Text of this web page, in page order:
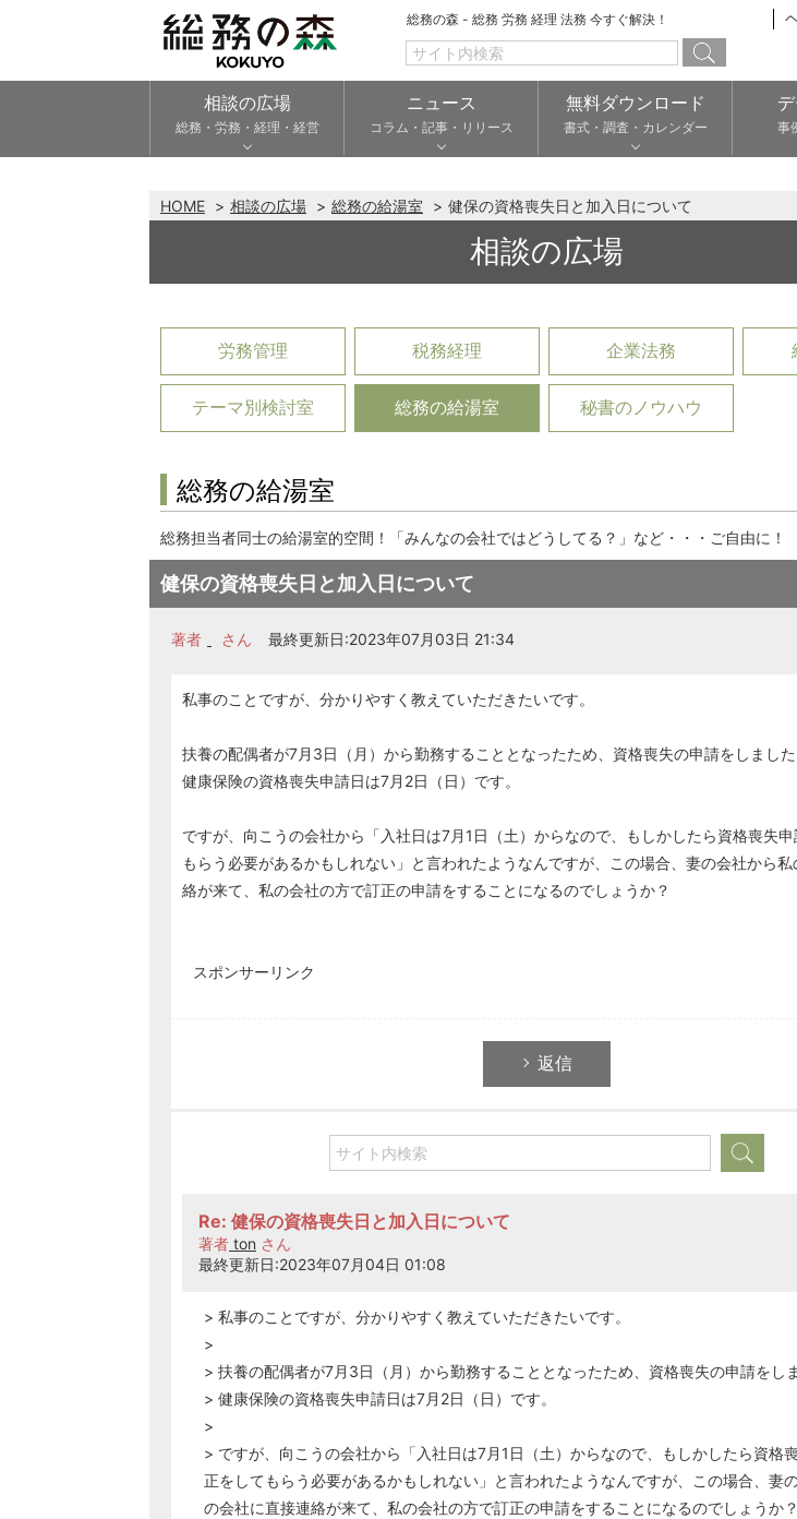
総務の森 - 総務 労務 経理 法務 今すぐ解決！
相談の広場
総務・労務・経理・経営
ニュース
コラム・記事・リリース
無料ダウンロード
書式・調査・カレンダー 事
HOME 相談の広場 総務の給湯室 健保の資格喪失日と加入日について
相談の広場
労務管理 税務経理 企業法務
テーマ別検討室 総務の給湯室 秘書のノウハウ
総務の給湯室
総務担当者同士の給湯室的空間！「みんなの会社ではどうしてる？」など・・・ご自由に！
健保の資格喪失日と加入日について
著者 さん 最終更新日:2023年07月03日 21:34
私事のことですが、分かりやすく教えていただきたいです。
扶養の配偶者が7月3日（月）から勤務することとなったため、資格喪失の申請をしました
健康保険の資格喪失申請日は7月2日（日）です。
ですが、向こうの会社から「入社日は7月1日（土）からなので、もしかしたら資格喪失
もらう必要があるかもしれない」と言われたようなんですが、この場合、妻の会社から
絡が来て、私の会社の方で訂正の申請をすることになるのでしょうか？
スポンサーリンク
返信
Re: 健保の資格喪失日と加入日について
著者 ton さん
最終更新日:2023年07月04日 01:08
> 私事のことですが、分かりやすく教えていただきたいです。
>
> 扶養の配偶者が7月3日（月）から勤務することとなったため、資格喪失の申請をしま
> 健康保険の資格喪失申請日は7月2日（日）です。
>
> ですが、向こうの会社から「入社日は7月1日（土）からなので、もしかしたら資格
正をしてもらう必要があるかもしれない」と言われたようなんですが、この場合、妻
の会社に直接連絡が来て、私の会社の方で訂正の申請をすることになるのでしょうか？